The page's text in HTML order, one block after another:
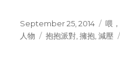
Posted
on
September 25, 2014 喂
人物
Tags
抱抱派對,擁抱,減壓